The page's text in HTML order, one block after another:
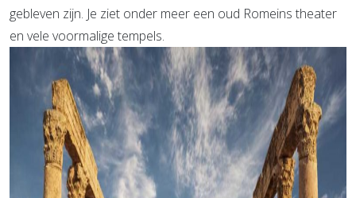
gebleven zijn. Je ziet onder meer een oud Romeins theater
en vele voormalige tempels.